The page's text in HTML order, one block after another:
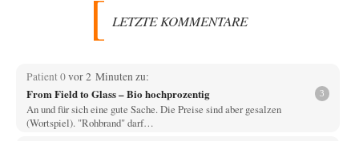
LETZTE KOMMENTARE
Patient 0vor 2 Minuten zu:
From Field to Glass – Bio hochprozentig 3
An und für sich eine gute Sache. Die Preise sind aber gesalzen
(Wortspiel). "Rohbrand" darf…